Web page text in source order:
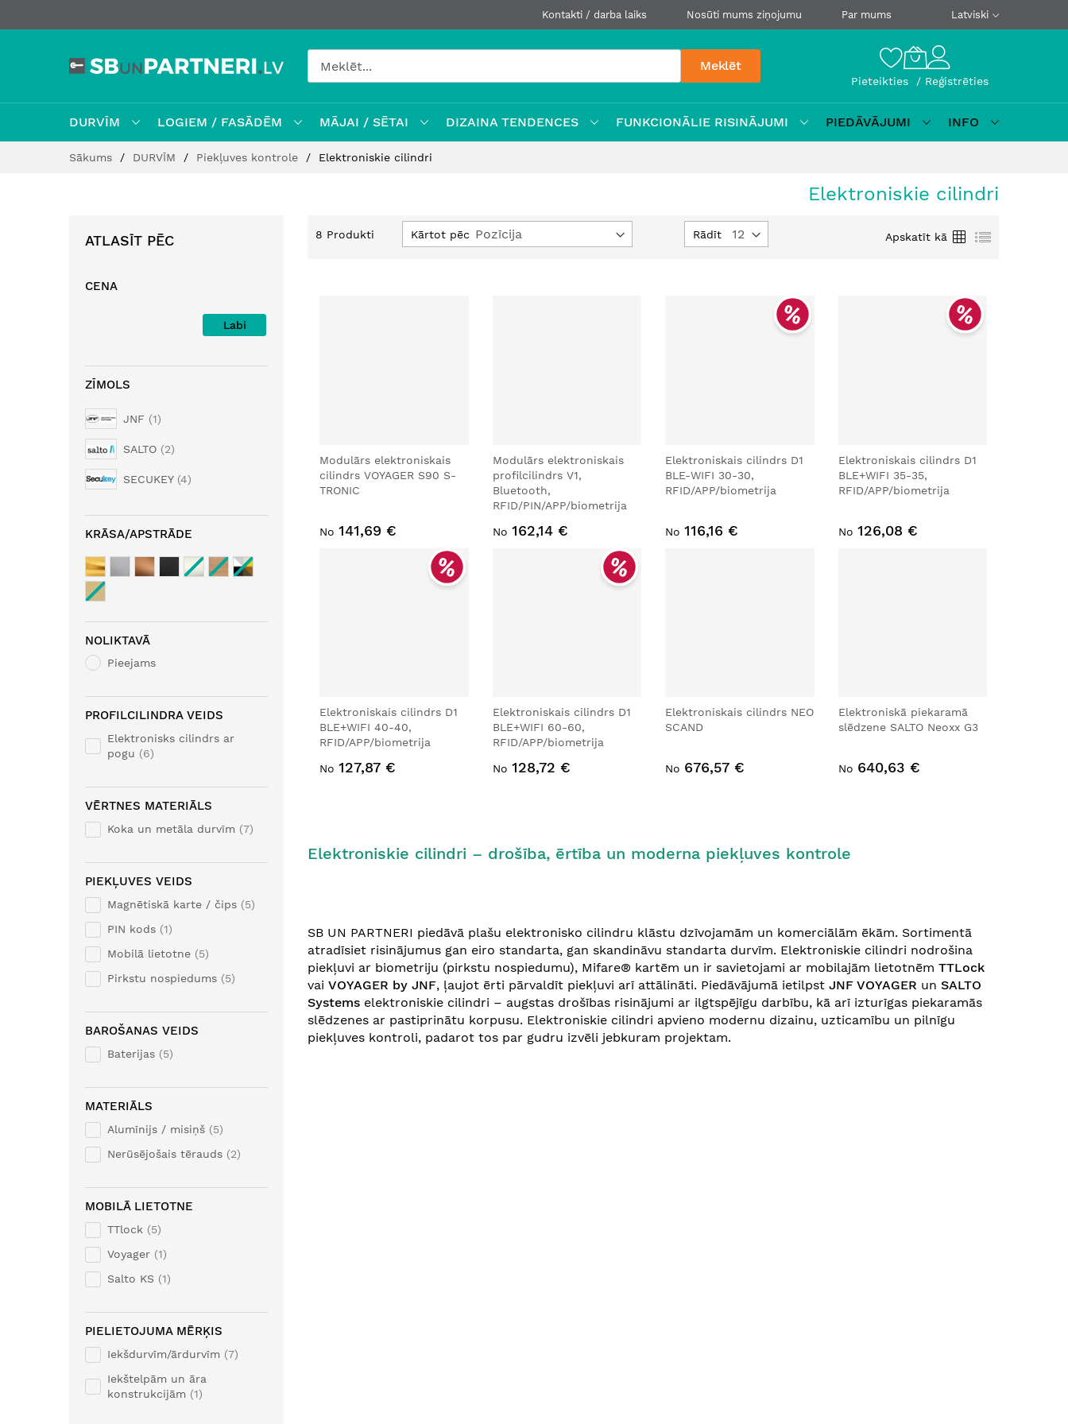
Kontakti / darba laiks Nosūti mums ziņojumu Par mums Latviski
Meklēt
Pieteikties Reģistrēties
DURVĪM LOGIEM / FASĀDĒM MĀJAI / SĒTAI DIZAINA TENDENCES FUNKCIONĀLIE RISINĀJUMI PIEDĀVĀJUMI
INFO
Sākums DURVĪM Piekļuves kontrole Elektroniskie cilindri
Elektroniskie cilindri
8 Produkti Kārtot pēc Rādīt Apskatīt kā
RežģisSaraksts
Modulārs elektroniskais
cilindrs VOYAGER S90 S-
TRONIC
No 141,69 €
Modulārs elektroniskais
profilcilindrs V1,
Bluetooth,
RFID/PIN/APP/biometrija
No 162,14 €
Elektroniskais cilindrs D1
BLE-WIFI 30-30,
RFID/APP/biometrija
No 116,16 €
Elektroniskais cilindrs D1
BLE+WIFI 35-35,
RFID/APP/biometrija
No 126,08 €
Elektroniskais cilindrs D1
BLE+WIFI 40-40,
RFID/APP/biometrija
No 127,87 €
Elektroniskais cilindrs D1
BLE+WIFI 60-60,
RFID/APP/biometrija
No 128,72 €
Elektroniskais cilindrs NEO
SCAND
No 676,57 €
Elektroniskā piekaramā
slēdzene SALTO Neoxx G3
No 640,63 €
Elektroniskie cilindri – drošība, ērtība un moderna piekļuves kontrole
SB UN PARTNERI piedāvā plašu elektronisko cilindru klāstu dzīvojamām un komerciālām ēkām. Sortimentā
atradīsiet risinājumus gan eiro standarta, gan skandināvu standarta durvīm. Elektroniskie cilindri nodrošina
piekļuvi ar biometriju (pirkstu nospiedumu), Mifare® kartēm un ir savietojami ar mobilajām lietotnēm TTLock
vai VOYAGER by JNF, ļaujot ērti pārvaldīt piekļuvi arī attālināti. Piedāvājumā ietilpst JNF VOYAGER un SALTO
Systems elektroniskie cilindri – augstas drošības risinājumi ar ilgtspējīgu darbību, kā arī izturīgas piekaramās
slēdzenes ar pastiprinātu korpusu. Elektroniskie cilindri apvieno modernu dizainu, uzticamību un pilnīgu
piekļuves kontroli, padarot tos par gudru izvēli jebkuram projektam.
ATLASĪT PĒC
CENA
Labi
ZĪMOLS
JNF 1
SALTO 2
SECUKEY 4
KRĀSA/APSTRĀDE
NOLIKTAVĀ
Pieejams
PROFILCILINDRA VEIDS
Elektronisks cilindrs ar
pogu
6
VĒRTNES MATERIĀLS
Koka un metāla durvīm 7
PIEKĻUVES VEIDS
Magnētiskā karte / čips
5
PIN kods
1
Mobilā lietotne
5
Pirkstu nospiedums
5
BAROŠANAS VEIDS
Baterijas 5
MATERIĀLS
Alumīnijs / misiņš
5
Nerūsējošais tērauds
2
MOBILĀ LIETOTNE
TTlock
5
Voyager
1
Salto KS
1
PIELIETOJUMA MĒRĶIS
Iekšdurvīm/ārdurvīm
7
Iekštelpām un āra
konstrukcijām
1